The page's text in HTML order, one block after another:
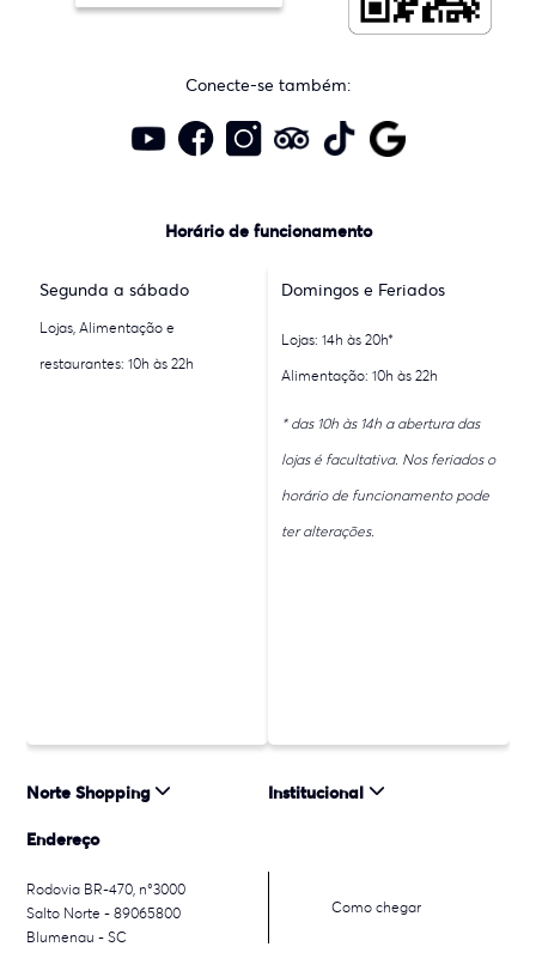
Conecte-se também:
Horário de funcionamento
Segunda a sábado
Lojas, Alimentação e
restaurantes: 10h às 22h
Domingos e Feriados
Lojas: 14h às 20h*
Alimentação: 10h às 22h
* das 10h às 14h a abertura das
lojas é facultativa. Nos feriados o
horário de funcionamento pode
ter alterações.
Norte Shopping Institucional
Endereço
Rodovia BR-470, n°3000
Salto Norte - 89065800
Blumenau - SC
Como chegar